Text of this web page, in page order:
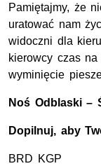
Pamiętajmy, że
uratować nam
widoczni dla
kierowcy czas
wyminięcie
Noś Odblaski –
Dopilnuj, aby
BRD KGP